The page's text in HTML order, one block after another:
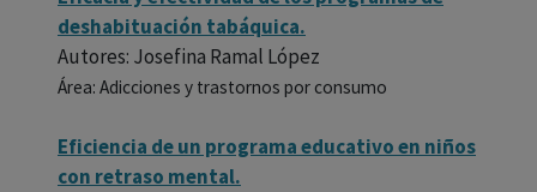
deshabituación tabáquica.
Autores: Josefina Ramal López
Área: Adicciones y trastornos por consumo
Eficiencia de un programa educativo en niños
con retraso mental.